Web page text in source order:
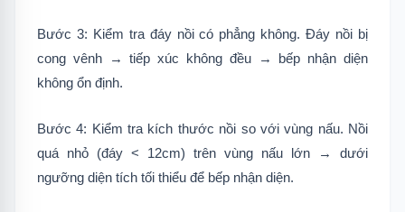
Bước 3: Kiểm tra đáy nồi có phẳng không. Đáy nồi bị
cong vênh → tiếp xúc không đều → bếp nhận diện
không ổn định.
Bước 4: Kiểm tra kích thước nồi so với vùng nấu. Nồi
quá nhỏ (đáy < 12cm) trên vùng nấu lớn → dưới
ngưỡng diện tích tối thiểu để bếp nhận diện.